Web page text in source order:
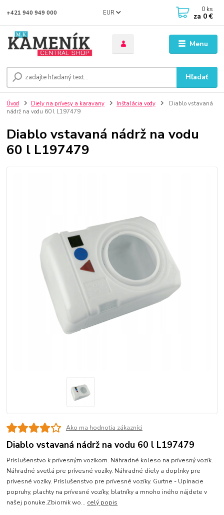
Menu
EUR
Hľadať
+421 940 949 000 0 ks
za 0 €
Úvod Diely na prívesy a karavany Inštalácia vody
Diablo vstavaná
nádrž na vodu 60 l L197479
Diablo vstavaná nádrž na vodu
60 l L197479
Ako ma hodnotia zákazníci
Diablo vstavaná nádrž na vodu 60 l L197479
Príslušenstvo k prívesným vozíkom. Náhradné koleso na prívesný vozík.
Náhradné svetlá pre prívesné vozíky. Náhradné diely a doplnky pre
prívesné vozíky. Príslušenstvo pre prívesné vozíky. Gurtne - Upínacie
popruhy, plachty na prívesné vozíky, blatníky a mnoho iného nájdete v
našej ponuke.Zbiornik wo... celý popis